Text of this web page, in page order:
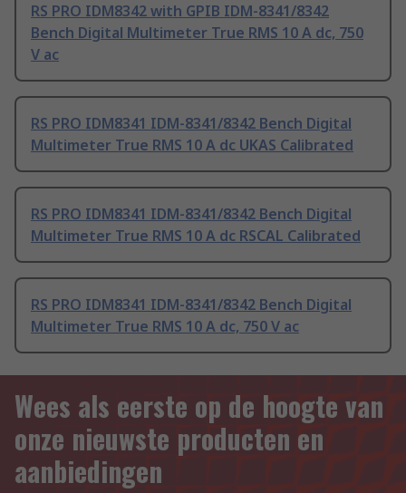
RS PRO IDM8342 with GPIB IDM-8341/8342
Bench Digital Multimeter True RMS 10 A dc, 750
V ac
RS PRO IDM8341 IDM-8341/8342 Bench Digital
Multimeter True RMS 10 A dc UKAS Calibrated
RS PRO IDM8341 IDM-8341/8342 Bench Digital
Multimeter True RMS 10 A dc RSCAL Calibrated
RS PRO IDM8341 IDM-8341/8342 Bench Digital
Multimeter True RMS 10 A dc, 750 V ac
Wees als eerste op de hoogte van
onze nieuwste producten en
aanbiedingen